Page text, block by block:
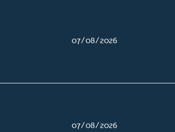
07/08/2026
07/08/2026